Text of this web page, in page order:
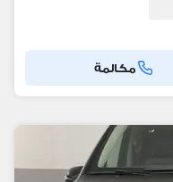
مكالمة